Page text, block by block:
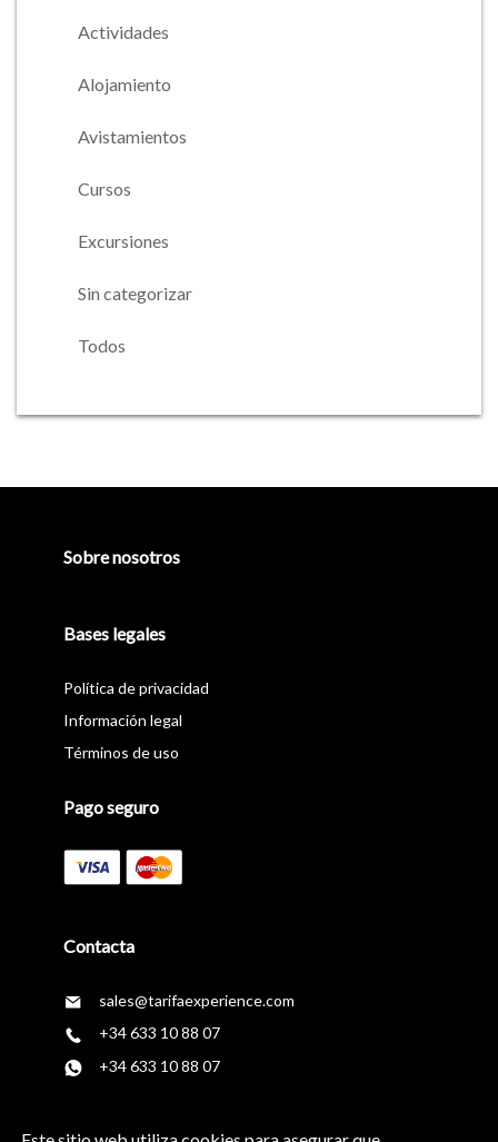
Actividades
Alojamiento
Avistamientos
Cursos
Excursiones
Sin categorizar
Todos
principal
Sobre nosotros
Bases legales
Política de privacidad
Información legal
Términos de uso
Pago seguro
Contacta
sales@tarifaexperience.com
+34 633 10 88 07
+34 633 10 88 07